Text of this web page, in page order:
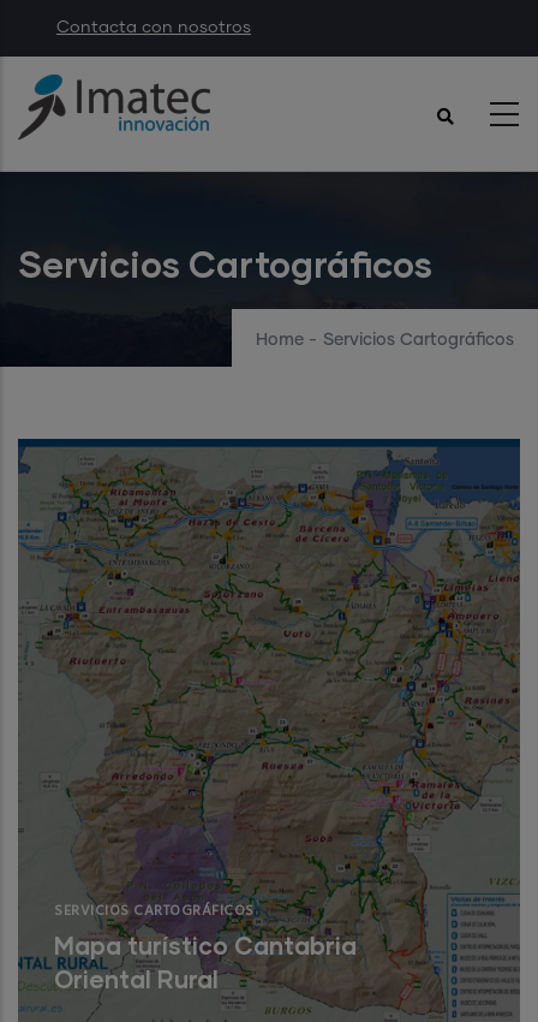
to
main
content
Contacta con nosotros
Servicios Cartográficos
Home - Servicios Cartográficos
SERVICIOS CARTOGRÁFICOS
Mapa turístico Cantabria
Oriental Rural